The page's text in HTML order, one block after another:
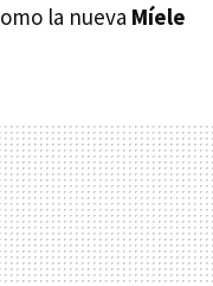
la nueva Míele